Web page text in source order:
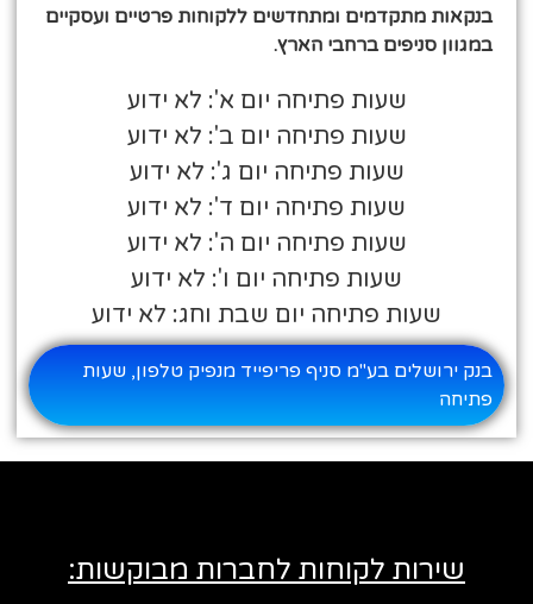
בנקאות מתקדמים ומתחדשים ללקוחות פרטיים ועסקיים
במגוון סניפים ברחבי הארץ.
שעות פתיחה יום א': לא ידוע
שעות פתיחה יום ב': לא ידוע
שעות פתיחה יום ג': לא ידוע
שעות פתיחה יום ד': לא ידוע
שעות פתיחה יום ה': לא ידוע
שעות פתיחה יום ו': לא ידוע
שעות פתיחה יום שבת וחג: לא ידוע
בנק ירושלים בע"מ סניף פריפייד מנפיק טלפון, שעות
פתיחה
שירות לקוחות לחברות מבוקשות: